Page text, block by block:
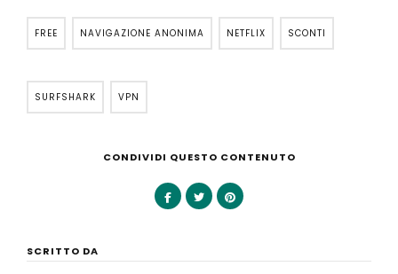
FREE NAVIGAZIONE ANONIMA NETFLIX SCONTI
SURFSHARK VPN
CONDIVIDI QUESTO CONTENUTO
SCRITTO DA